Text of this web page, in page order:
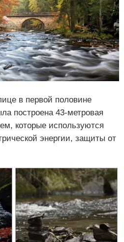
в первой половине
построена 43-метровая
которые используются
энергии, защиты от